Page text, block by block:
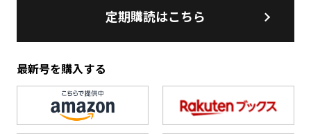
定期購読はこちら
最新号を購入する